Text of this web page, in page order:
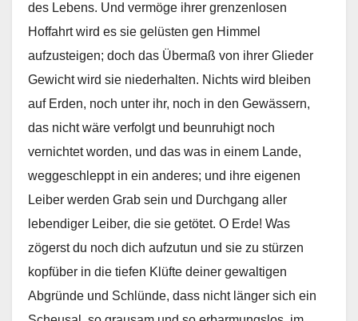
des Lebens. Und vermöge ihrer grenzenlosen
Hoffahrt wird es sie gelüsten gen Himmel
aufzusteigen; doch das Übermaß von ihrer Glieder
Gewicht wird sie niederhalten. Nichts wird bleiben
auf Erden, noch unter ihr, noch in den Gewässern,
das nicht wäre verfolgt und beunruhigt noch
vernichtet worden, und das was in einem Lande,
weggeschleppt in ein anderes; und ihre eigenen
Leiber werden Grab sein und Durchgang aller
lebendiger Leiber, die sie getötet. O Erde! Was
zögerst du noch dich aufzutun und sie zu stürzen
kopfüber in die tiefen Klüfte deiner gewaltigen
Abgründe und Schlünde, dass nicht länger sich ein